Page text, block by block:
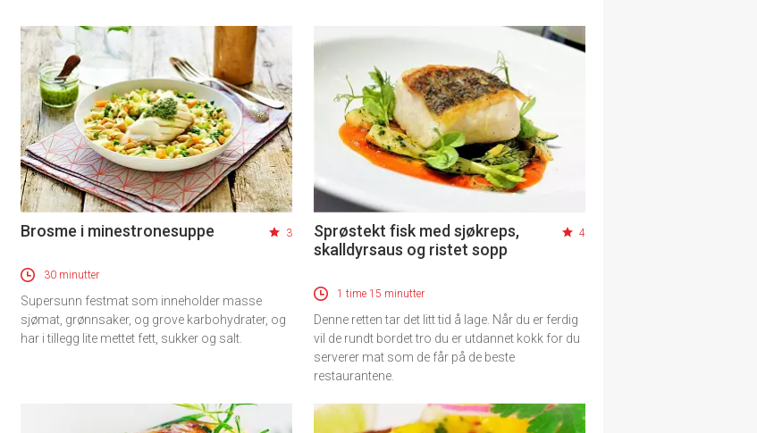
Brosme i minestronesuppe 3
30 minutter
Supersunn festmat som inneholder masse
sjømat, grønnsaker, og grove karbohydrater, og
har i tillegg lite mettet fett, sukker og salt.
Sprøstekt fisk med sjøkreps,
skalldyrsaus og ristet sopp
4
1 time 15 minutter
Denne retten tar det litt tid å lage. Når du er ferdig
vil de rundt bordet tro du er utdannet kokk for du
serverer mat som de får på de beste
restaurantene.